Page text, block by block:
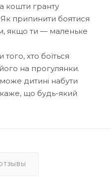
кошти гранту
Як припинити боятися
якщо ти — маленьке
хто боїться
на прогулянки.
дитині набути
що будь-який